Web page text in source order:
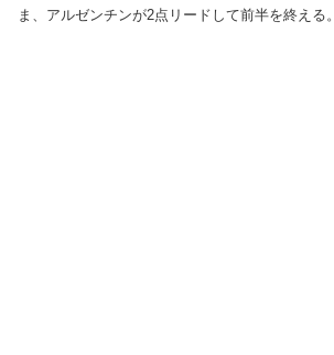
ま、アルゼンチンが2点リードして前半を終える。